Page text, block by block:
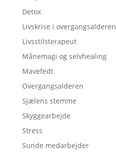
Detox
Livskrise i overgangsalderen
Livsstilsterapeut
Månemagi og selvhealing
Mavefedt
Overgangsalderen
Sjælens stemme
Skyggearbejde
Stress
Sunde medarbejder